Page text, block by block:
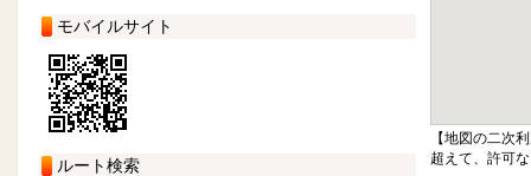
モバイルサイト
ルート検索
【地図の二次
超えて、許可